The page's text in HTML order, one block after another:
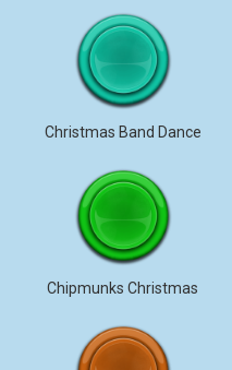
Christmas Band Dance
Chipmunks Christmas